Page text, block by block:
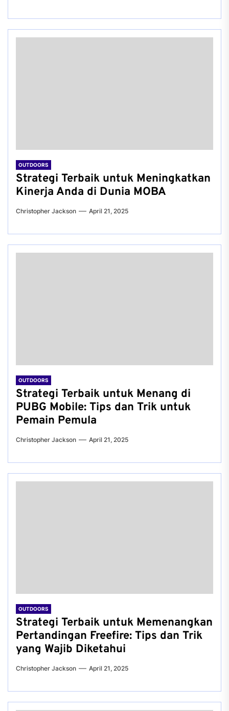
OUTDOORS
Strategi Terbaik untuk Meningkatkan
Kinerja Anda di Dunia MOBA
Christopher Jackson April 21, 2025
OUTDOORS
Strategi Terbaik untuk Menang di
PUBG Mobile: Tips dan Trik untuk
Pemain Pemula
Christopher Jackson April 21, 2025
OUTDOORS
Strategi Terbaik untuk Memenangkan
Pertandingan Freefire: Tips dan Trik
yang Wajib Diketahui
Christopher Jackson April 21, 2025